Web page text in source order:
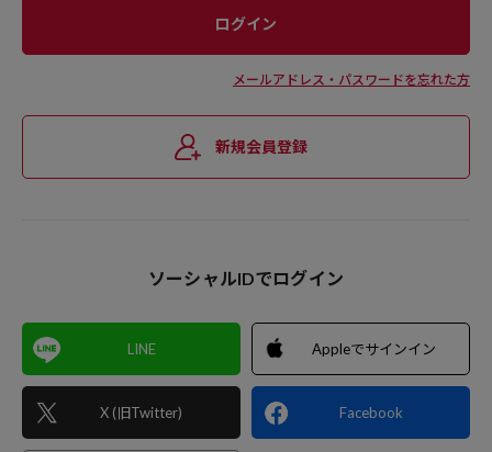
メールアドレス・パスワードを忘れた方
新規会員登録
ソーシャルIDでログイン
LINE
X (旧Twitter)
Appleでサインイン
Facebook